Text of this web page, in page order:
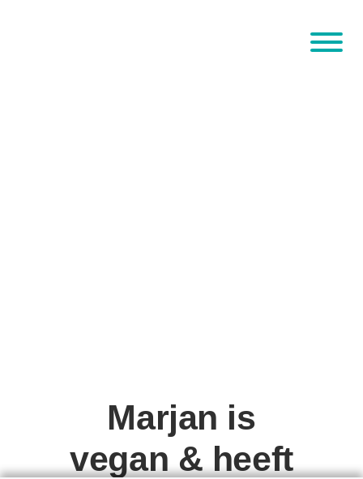
Marjan is
vegan & heeft